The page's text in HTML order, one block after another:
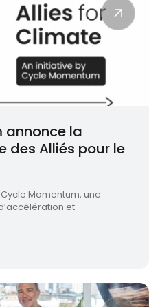
annonce la
des Alliés pour le
Momentum, une
et